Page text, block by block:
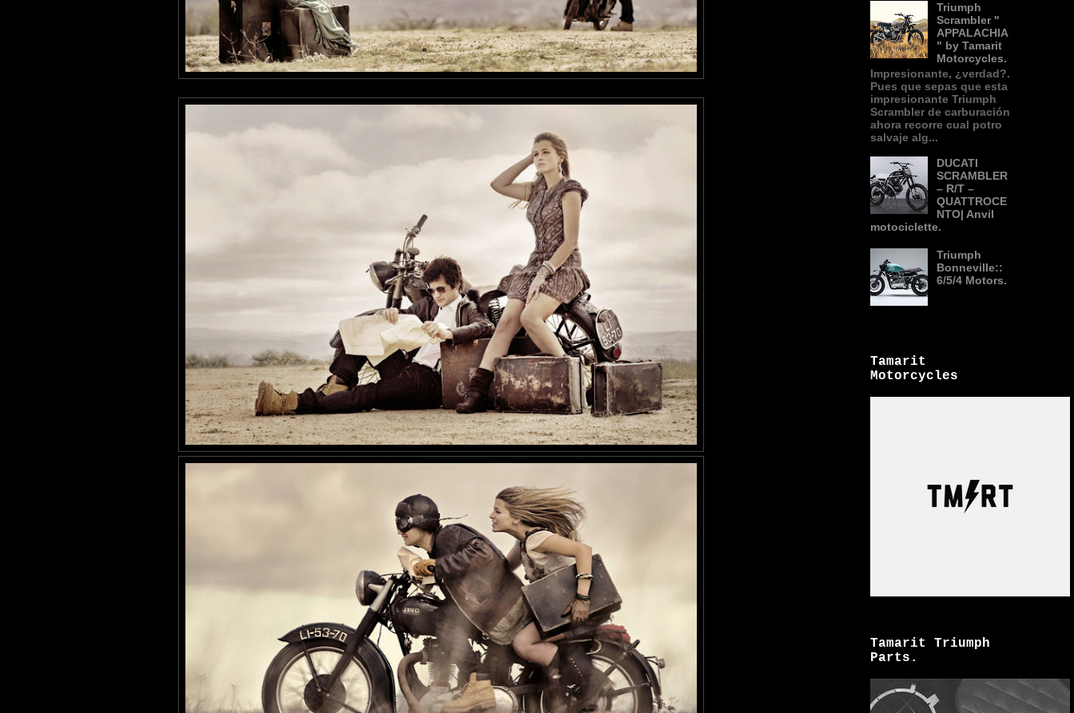
Triumph
Scrambler "
APPALACHIA
" by Tamarit
Motorcycles.
Impresionante, ¿verdad?.
Pues que sepas que esta
impresionante Triumph
Scrambler de carburación
ahora recorre cual potro
salvaje alg...
DUCATI
SCRAMBLER
– R/T –
QUATTROCE
NTO| Anvil
motociclette.
Triumph
Bonneville::
6/5/4 Motors.
Tamarit
Motorcycles
Tamarit Triumph
Parts.